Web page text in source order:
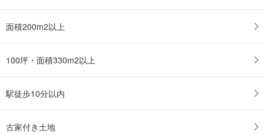
面積200m2以上
100坪・面積330m2以上
駅徒歩10分以内
古家付き土地